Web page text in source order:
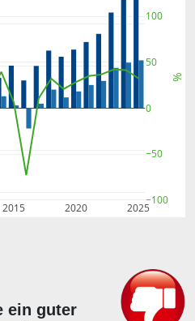
2015 2020 2025
−100
−50
0
50
100
%
ein guter